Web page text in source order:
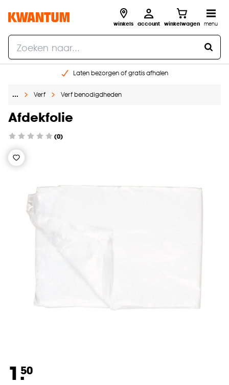
winkels account winkelwagen menu
Laten bezorgen of gratis afhalen
Gratis raam advies en opmeten aan huis
… Verf Verf benodigdheden
Afdekfolie
(0)
1.50